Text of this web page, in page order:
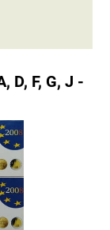
D, F, G, J -